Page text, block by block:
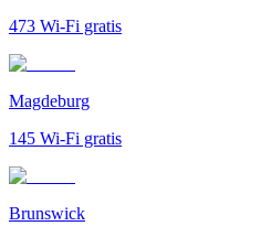
473 Wi-Fi gratis
Magdeburg
145 Wi-Fi gratis
Brunswick